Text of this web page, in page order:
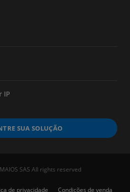
IP
SUA SOLUÇÃO
SAS All rights reserved
de privacidade Condições de venda